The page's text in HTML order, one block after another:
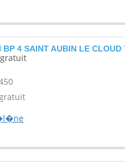
4 SAINT AUBIN LE CLOUD